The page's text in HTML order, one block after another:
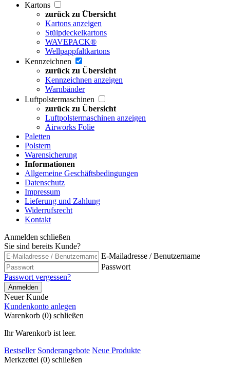
Kartons
zurück zu Übersicht
Kartons anzeigen
Stülpdeckelkartons
WAVEPACK®
Wellpappfaltkartons
Kennzeichnen
zurück zu Übersicht
Kennzeichnen anzeigen
Warnbänder
Luftpolstermaschinen
zurück zu Übersicht
Luftpolstermaschinen anzeigen
Airworks Folie
Paletten
Polstern
Warensicherung
Informationen
Allgemeine Geschäftsbedingungen
Datenschutz
Impressum
Lieferung und Zahlung
Widerrufsrecht
Kontakt
Anmelden schließen
Sie sind bereits Kunde?
E-Mailadresse / Benutzername
Passwort
Passwort vergessen?
Anmelden
Neuer Kunde
Kundenkonto anlegen
Warenkorb (0) schließen
Ihr Warenkorb ist leer.
Bestseller Sonderangebote Neue Produkte
Merkzettel (0) schließen